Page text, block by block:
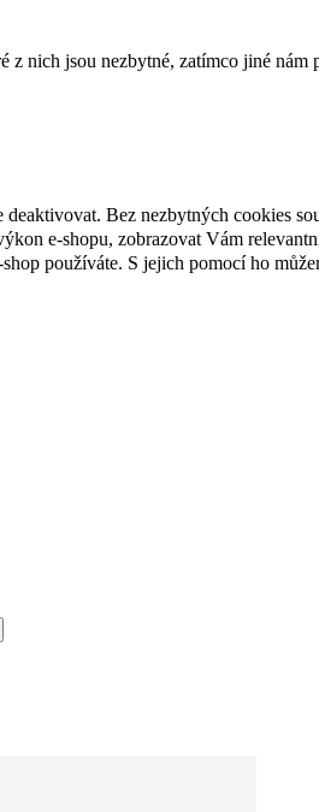
nich jsou nezbytné, zatímco jiné
deaktivovat. Bez nezbytných cookies
e-shopu, zobrazovat Vám
používáte. S jejich pomocí ho